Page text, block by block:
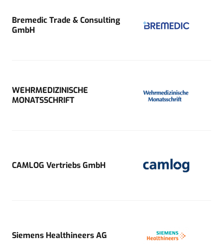
Bremedic Trade & Consulting
GmbH
WEHRMEDIZINISCHE
MONATSSCHRIFT
CAMLOG Vertriebs GmbH
Siemens Healthineers AG